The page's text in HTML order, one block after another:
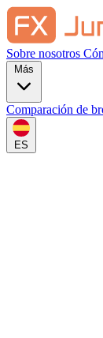
Sobre nosotros
Comparación de
ES